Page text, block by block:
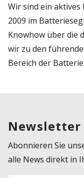
Wir sind ein
2009 im
Knowhow über die
wir zu den
Bereich der
Newsletter
Abonnieren Sie
alle News direkt in